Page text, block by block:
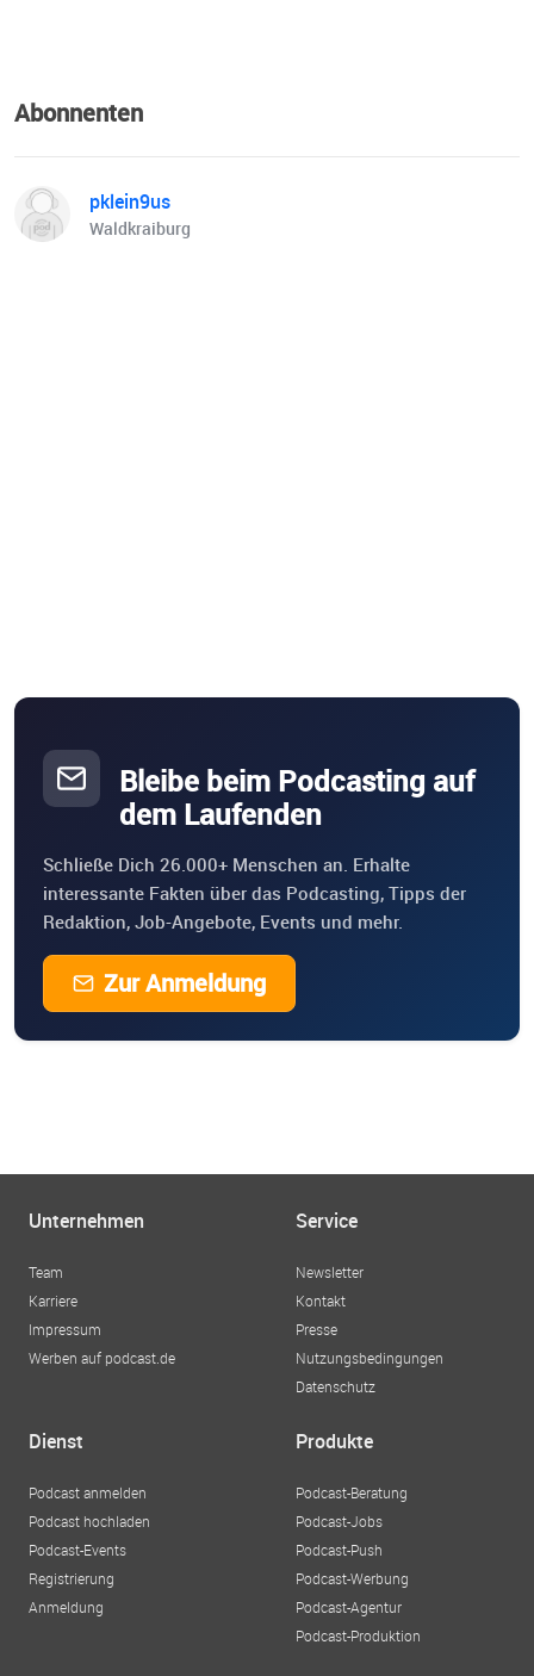
Abonnenten
pklein9us
Waldkraiburg
Bleibe beim Podcasting auf
dem Laufenden
Schließe Dich 26.000+ Menschen an. Erhalte
interessante Fakten über das Podcasting, Tipps der
Redaktion, Job-Angebote, Events und mehr.
Zur Anmeldung
Unternehmen
Team
Karriere
Impressum
Werben auf podcast.de
Service
Newsletter
Kontakt
Presse
Nutzungsbedingungen
Datenschutz
Dienst
Podcast anmelden
Podcast hochladen
Podcast-Events
Registrierung
Anmeldung
Produkte
Podcast-Beratung
Podcast-Jobs
Podcast-Push
Podcast-Werbung
Podcast-Agentur
Podcast-Produktion